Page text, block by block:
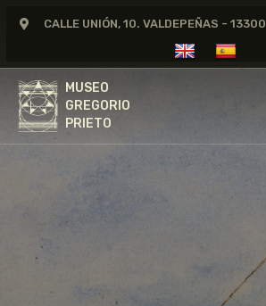
CALLE UNIÓN, 10. VALDEPEÑAS - 13300
MUSEO
GREGORIO
PRIETO
MUSEO
GREGORIO
GREGORIO PRIETO
MUSEO
TIENDA